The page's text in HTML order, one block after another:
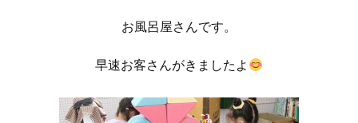
お風呂屋さんです。
早速お客さんがきましたよ